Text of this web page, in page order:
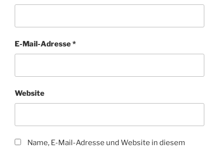
E-Mail-Adresse*
Website
Name, E-Mail-Adresse und Website in diesem